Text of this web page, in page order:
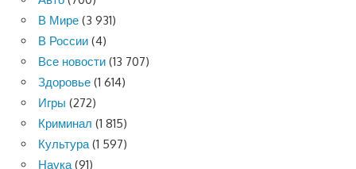
В Мире (3 931)
В России (4)
Все новости (13 707)
Здоровье (1 614)
Игры (272)
Криминал (1 815)
Культура(1 597)
Наука(91)